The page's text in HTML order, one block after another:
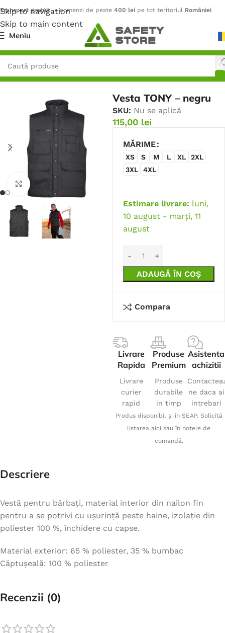
Skip to navigation
Skip to main content
Transport gratuitla comenzi de peste 400 lei pe tot teritoriul României
Meniu
Prima pagină/ Outdoor
Faceți click pentru a mări
Vesta TONY – negru
SKU: Nu se aplică
115,00 lei
MĂRIME
XS S M L XL
2XL
3XL
4XL
Estimare livrare: luni,
10 august - marți, 11
august
ADAUGĂ ÎN COȘ
Compara
Livrare
Rapida
Livrare
curier
rapid
Produse
Premium
Produse
durabile
in timp
Asistenta
achizitii
ne daca ai
intrebari
Produs disponibil și în SEAP. Solicită
listarea aici sau în notele de
comandă.
Descriere
Vestă pentru bărbați, material interior din nailon fin
pentru a se potrivi cu ușurință peste haine, izolație din
poliester 100 %, închidere cu capse.
Material exterior: 65 % poliester, 35 % bumbac
Căptușeală: 100 % poliester
Recenzii (0)